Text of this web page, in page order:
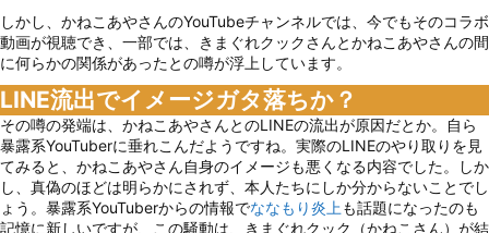
しかし、かねこあやさんのYouTubeチャンネルでは、今でもそのコラボ
動画が視聴でき、一部では、きまぐれクックさんとかねこあやさんの間
に何らかの関係があったとの噂が浮上しています。
LINE流出でイメージガタ落ちか？
その噂の発端は、かねこあやさんとのLINEの流出が原因だとか。自ら
暴露系YouTuberに垂れこんだようですね。実際のLINEのやり取りを見
てみると、かねこあやさん自身のイメージも悪くなる内容でした。しか
し、真偽のほどは明らかにされず、本人たちにしか分からないことでし
ょう。暴露系YouTuberからの情報でななもり炎上 も話題になったのも
記憶に新しいですが、この騒動は、きまぐれクック（かねこさん）が結